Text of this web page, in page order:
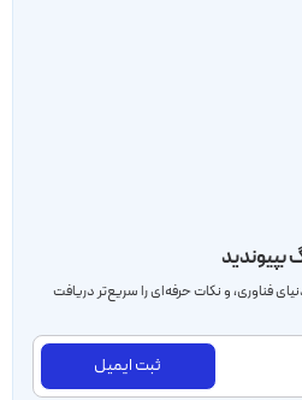
فناوری، و نکات حرفه‌ای را سریع‌تر دریافت
ثبت ایمیل